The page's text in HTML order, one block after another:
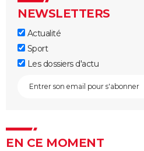
NEWSLETTERS
Actualité
Sport
Les dossiers d'actu
EN CE MOMENT